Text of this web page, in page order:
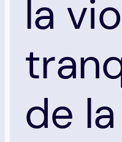
la
de